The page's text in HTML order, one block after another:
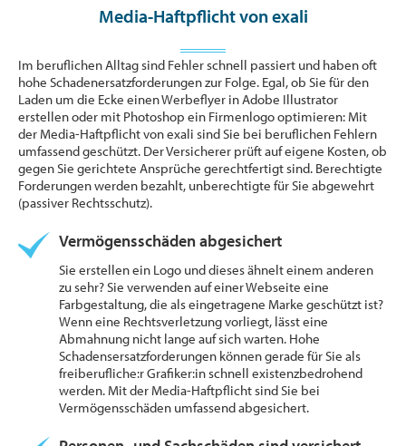
Media-Haftpflicht von exali
Im beruflichen Alltag sind Fehler schnell passiert und haben oft
hohe Schadenersatzforderungen zur Folge. Egal, ob Sie für den
Laden um die Ecke einen Werbeflyer in Adobe Illustrator
erstellen oder mit Photoshop ein Firmenlogo optimieren: Mit
der Media-Haftpflicht von exali sind Sie bei beruflichen Fehlern
umfassend geschützt. Der Versicherer prüft auf eigene Kosten, ob
gegen Sie gerichtete Ansprüche gerechtfertigt sind. Berechtigte
Forderungen werden bezahlt, unberechtigte für Sie abgewehrt
(passiver Rechtsschutz).
Vermögensschäden abgesichert
Sie erstellen ein Logo und dieses ähnelt einem anderen
zu sehr? Sie verwenden auf einer Webseite eine
Farbgestaltung, die als eingetragene Marke geschützt ist?
Wenn eine Rechtsverletzung vorliegt, lässt eine
Abmahnung nicht lange auf sich warten. Hohe
Schadensersatzforderungen können gerade für Sie als
freiberufliche:r Grafiker:in schnell existenzbedrohend
werden. Mit der Media-Haftpflicht sind Sie bei
Vermögensschäden umfassend abgesichert.